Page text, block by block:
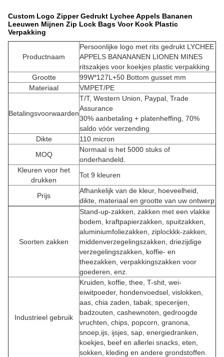
Custom Logo Zipper Gedrukt Lychee Appels Bananen
Leeuwen Mijnen Zip Lock Bags Voor Kook Plastic
Verpakking
Productnaam
Persoonlijke logo met rits gedrukt LYCHEE
APPELS BANANANEN LIONEN MINES
ritszakjes voor koekjes plastic verpakking
Grootte
99W*127L+50 Bottom gusset mm
Materiaal
VMPET/PE
Betalingsvoorwaarden
T/T, Western Union, Paypal, Trade
Assurance
30% aanbetaling + platenheffing, 70%
saldo vóór verzending
Dikte
110 micron
MOQ
Normaal is het 5000 stuks of
onderhandeld.
Kleuren voor het
drukken
Tot 9 kleuren
Prijs
Afhankelijk van de kleur, hoeveelheid,
dikte, materiaal en grootte van uw ontwerp
Soorten zakken
Stand-up-zakken, zakken met een vlakke
bodem, kraftpapierzakken, spuitzakken,
aluminiumfoliezakken, ziplockkk-zakken,
middenverzegelingszakken, driezijdige
verzegelingszakken, koffie- en
theezakken, verpakkingszakken voor
goederen, enz.
Industrieel gebruik
Kruiden, koffie, thee, T-shit, wei-
eiwitpoeder, hondenvoedsel, vislokken,
aas, chia zaden, tabak, specerijen,
badzouten, cashewnoten, gedroogde
vruchten, chips, popcorn, granona,
snoep,ijs, ijsjes, sap, energiedranken,
koekjes, beef en allerlei snacks, eten,
sokken, kleding en andere grondstoffen.